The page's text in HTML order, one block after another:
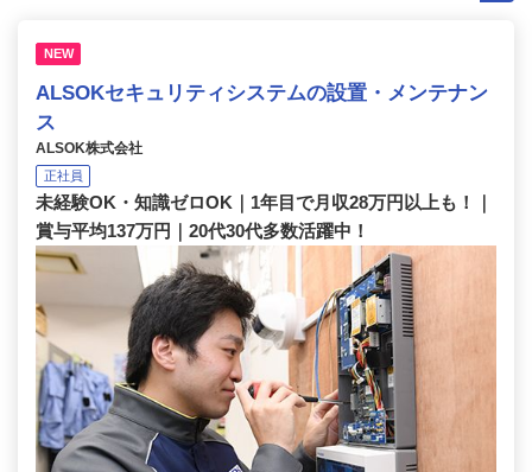
NEW
ALSOKセキュリティシステムの設置・メンテナン
ス
ALSOK株式会社
正社員
未経験OK・知識ゼロOK｜1年目で月収28万円以上も！｜
賞与平均137万円｜20代30代多数活躍中！